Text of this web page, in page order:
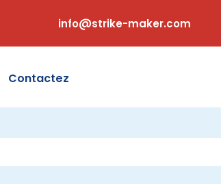
info@strike-maker.com
Contactez